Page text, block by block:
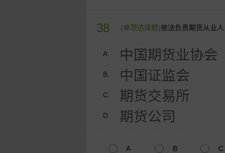
38 (单项选择题)依法负责期货从业
A. 中国期货业协会
B. 中国证监会
C. 期货交易所
D. 期货公司
A B C